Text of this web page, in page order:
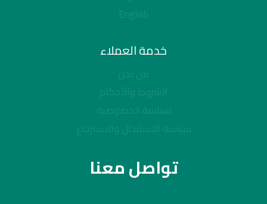
English
خدمة العملاء
من نحن
الشروط والأحكام
سياسة الخصوصية
سياسة الاستبدال والاسترجاع
تواصل معنا